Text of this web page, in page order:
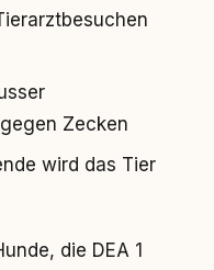
Zecken
wird das Tier
die DEA 1